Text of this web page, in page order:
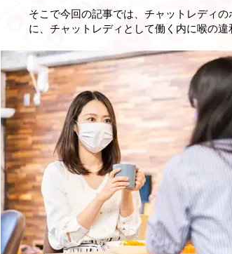
そこで今回の記事では、チャットレディ
に、チャットレディとして働く内に喉の